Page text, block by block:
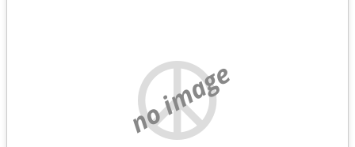
no image